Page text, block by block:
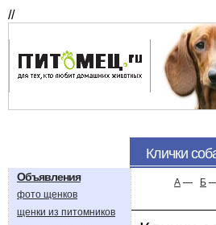
//
Клички
Объявления
фото щенков
щенки из питомников
А — Б